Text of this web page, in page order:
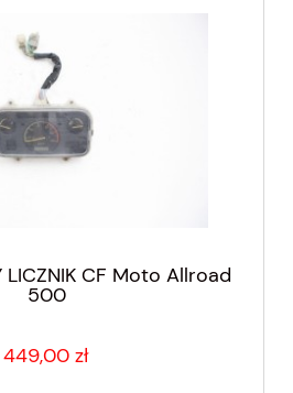
LICZNIK CF Moto Allroad
500
449,00 zł